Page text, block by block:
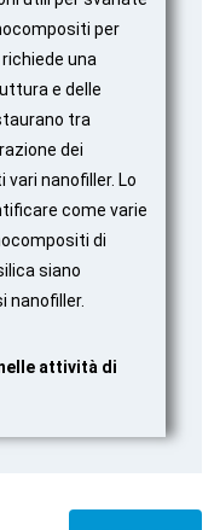
per
una
e delle
tra
dei
nanofiller. Lo
come varie
di
siano
nanofiller.
attività di